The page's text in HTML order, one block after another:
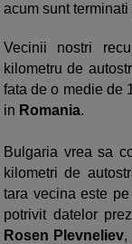
acum sunt
Vecinii nostri
kilometru de
fata de o medie de
in Romania.
Bulgaria vrea sa
kilometri de
tara vecina este
potrivit datelor
Rosen Plevneliev,